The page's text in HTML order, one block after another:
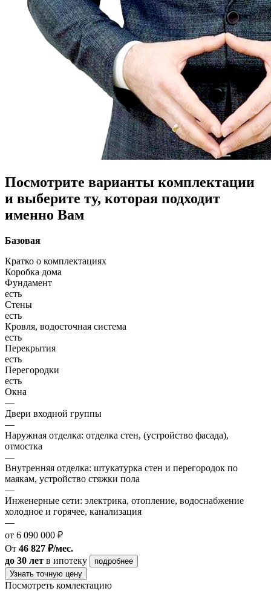
Посмотрите варианты комплектации
и выберите ту, которая подходит
именно Вам
Базовая
Кратко о комплектациях
Коробка дома
Фундамент
есть
Стены
есть
Кровля, водосточная система
есть
Перекрытия
есть
Перегородки
есть
Окна
—
Двери входной группы
—
Наружная отделка: отделка стен, (устройство фасада),
отмостка
—
Внутренняя отделка: штукатурка стен и перегородок по
маякам, устройство стяжки пола
—
Инженерные сети: электрика, отопление, водоснабжение
холодное и горячее, канализация
—
от 6 090 000 ₽
От 46 827 ₽/мес.
до 30 лет в ипотеку
подробнее
Узнать точную цену
Посмотреть комлектацию